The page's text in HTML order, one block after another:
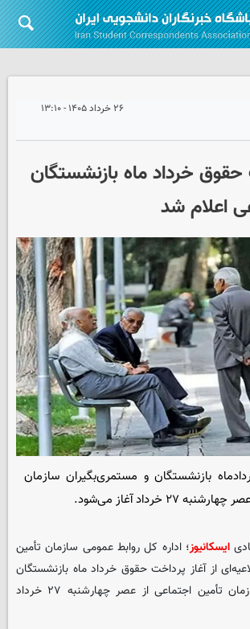
۲۶ خرداد ۱۴۰۵ - ۱۳:۱۰
خرداد ماه بازنشستگان
اعلام شد
بازنشستگان و مستمری‌بگیران سازمان
۲۷ خرداد آغاز می‌شود.
ایسکانیوز؛ اداره کل روابط عمومی سازمان تأمین
از آغاز پرداخت حقوق خرداد ماه بازنشستگان
و مستمری‌بگیران سازمان تأمین اجتماعی از عصر چهارشنبه ۲۷ خرداد